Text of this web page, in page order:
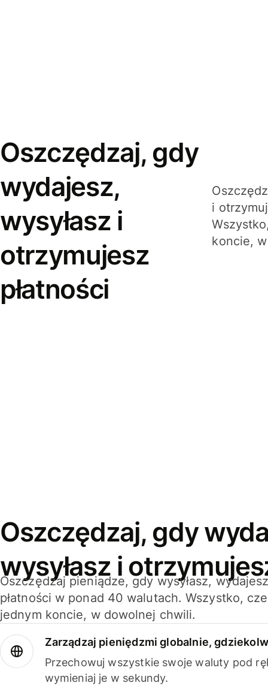
Oszczędzaj, gdy
wydajesz,
wysyłasz i
otrzymujesz
płatności
i
koncie,
Oszczędzaj, gdy
wysyłasz i
Oszczędzaj pieniądze, gdy wysyłasz,
płatności w ponad 40 walutach. Wszystko,
jednym koncie, w dowolnej chwili.
Zarządzaj pieniędzmi globalnie,
Przechowuj wszystkie swoje waluty pod
wymieniaj je w sekundy.